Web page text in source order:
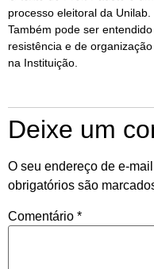
processo eleitoral da Unilab.
Também pode ser
resistência e de
na Instituição.
Deixe um
O seu endereço de e-
obrigatórios são
Comentário *